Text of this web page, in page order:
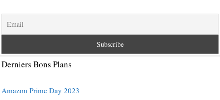
Derniers Bons Plans
Amazon Prime Day 2023